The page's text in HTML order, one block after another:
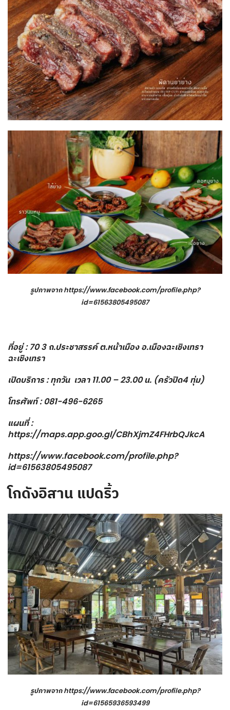
รูปภาพจากhttps://www.facebook.com/profile.php?
id=61563805495087
ที่อยู่ : 70 3 ถ.ประชาสรรค์ ต.หน้าเมือง อ.เมืองฉะเชิงเทรา
ฉะเชิงเทรา
เปิดบริการ : ทุกวัน เวลา 11.00 – 23.00 น. (ครัวปิด4 ทุ่ม)
โทรศัพท์ : 081-496-6265
แผนที่ :
https://maps.app.goo.gl/CBhXjmZ4FHrbQJkcA
https://www.facebook.com/profile.php?
id=61563805495087
โกดังอิสาน แปดริ้ว
รูปภาพจากhttps://www.facebook.com/profile.php?
id=61565936593499